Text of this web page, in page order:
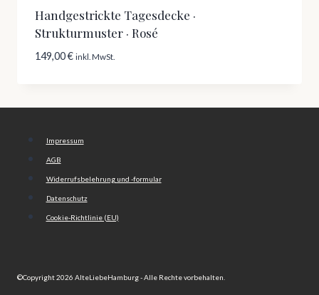
Handgestrickte Tagesdecke ·
Strukturmuster · Rosé
149,00€ inkl. MwSt.
Impressum
AGB
Widerrufsbelehrung und -formular
Datenschutz
Cookie-Richtlinie (EU)
©Copyright 2026 AlteLiebeHamburg - Alle Rechte vorbehalten.